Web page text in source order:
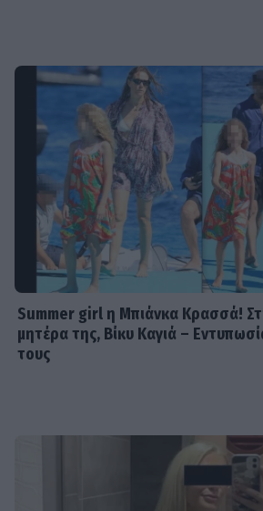
Summer girl η Μπιάνκα Κρασσά!
μητέρα της, Βίκυ Καγιά –
τους